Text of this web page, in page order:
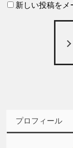
新しい投稿をメ
プロフィール